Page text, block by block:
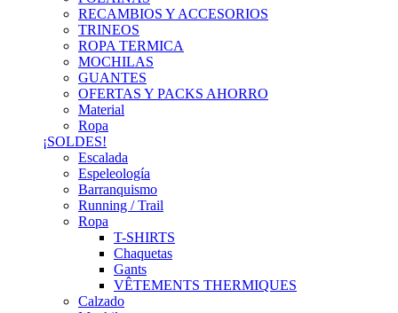
RECAMBIOS Y ACCESORIOS
TRINEOS
ROPA TERMICA
MOCHILAS
GUANTES
OFERTAS Y PACKS AHORRO
Material
Ropa
¡SOLDES!
Escalada
Espeleología
Barranquismo
Running / Trail
Ropa
T-SHIRTS
Chaquetas
Gants
VÊTEMENTS THERMIQUES
Calzado